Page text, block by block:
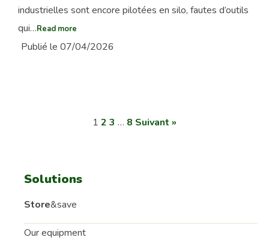
industrielles sont encore pilotées en silo, fautes d’outils
qui…Read more
Publié le 07/04/2026
1 2 3 … 8 Suivant »
Solutions
Store&save
Our equipment